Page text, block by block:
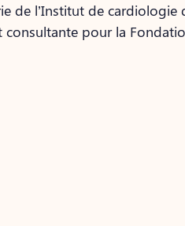
de l’Institut de
consultante pour la